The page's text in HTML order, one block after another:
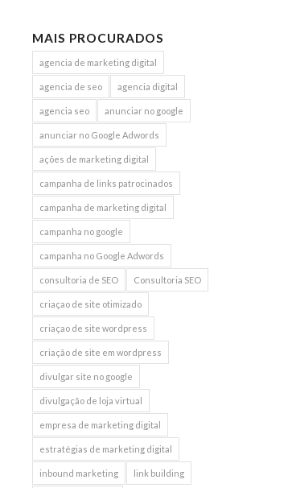
MAIS PROCURADOS
agencia de marketing digital
agencia de seo agencia digital
agencia seo anunciar no google
anunciar no Google Adwords
ações de marketing digital
campanha de links patrocinados
campanha de marketing digital
campanha no google
campanha no Google Adwords
consultoria de SEO Consultoria SEO
criaçao de site otimizado
criaçao de site wordpress
criação de site em wordpress
divulgar site no google
divulgação de loja virtual
empresa de marketing digital
estratégias de marketing digital
inbound marketing link building